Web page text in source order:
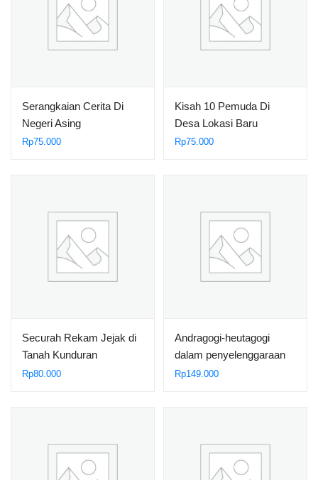
Serangkaian Cerita Di
Negeri Asing
Rp75.000
Kisah 10 Pemuda Di
Desa Lokasi Baru
Rp75.000
Securah Rekam Jejak di
Tanah Kunduran
Rp80.000
Andragogi-heutagogi
dalam penyelenggaraan
diklat
Rp149.000